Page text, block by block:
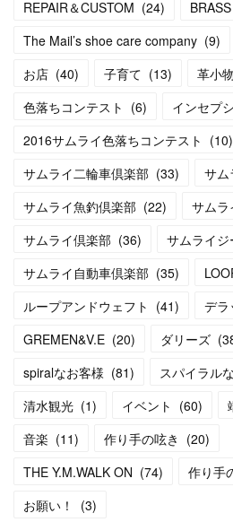
REPAIR＆CUSTOM (24) BRASS
The Mail’s shoe care company (9)
お店 (40) 子育て (13) 革小物
色落ちコンテスト (6) インセプ
2016サムライ色落ちコンテスト (10)
サムライ二輪車倶楽部 (33) サム
サムライ魚釣倶楽部 (22) サム
サムライ倶楽部 (36) サムライ
サムライ自動車倶楽部 (35)
ループアンドウェフト (41) デラ
GREMEN&V.E (20) ダリーズ (
spiralなお客様 (81) スパイラル
清水観光 (1) イベント (60)
音楽 (11) 作り手の呟き (20)
THE Y.M.WALK ON (74) 作り手
お願い！
(3)